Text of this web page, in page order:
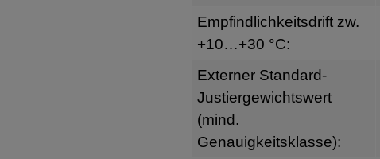
Empfindlichkeitsdrift zw.
+10…+30 °C:
Externer Standard-
Justiergewichtswert
(mind.
Genauigkeitsklasse):